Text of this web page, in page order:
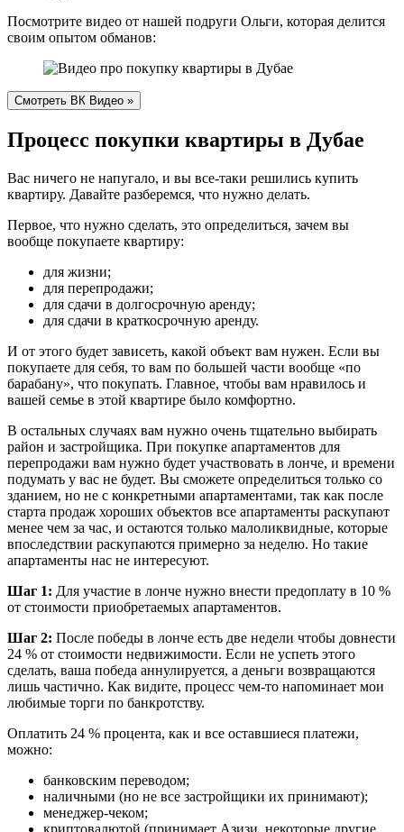
Посмотрите видео от нашей подруги Ольги, которая делится
своим опытом обманов:
Процесс покупки квартиры в Дубае
Вас ничего не напугало, и вы все-таки решились купить
квартиру. Давайте разберемся, что нужно делать.
Первое, что нужно сделать, это определиться, зачем вы
вообще покупаете квартиру:
для жизни;
для перепродажи;
для сдачи в долгосрочную аренду;
для сдачи в краткосрочную аренду.
И от этого будет зависеть, какой объект вам нужен. Если вы
покупаете для себя, то вам по большей части вообще «по
барабану», что покупать. Главное, чтобы вам нравилось и
вашей семье в этой квартире было комфортно.
В остальных случаях вам нужно очень тщательно выбирать
район и застройщика. При покупке апартаментов для
перепродажи вам нужно будет участвовать в лонче, и времени
подумать у вас не будет. Вы сможете определиться только со
зданием, но не с конкретными апартаментами, так как после
старта продаж хороших объектов все апартаменты раскупают
менее чем за час, и остаются только малоликвидные, которые
впоследствии раскупаются примерно за неделю. Но такие
апартаменты нас не интересуют.
Шаг 1: Для участие в лонче нужно внести предоплату в 10 %
от стоимости приобретаемых апартаментов.
Шаг 2: После победы в лонче есть две недели чтобы довнести
24 % от стоимости недвижимости. Если не успеть этого
сделать, ваша победа аннулируется, а деньги возвращаются
лишь частично. Как видите, процесс чем-то напоминает мои
любимые торги по банкротству.
Оплатить 24 % процента, как и все оставшиеся платежи,
можно:
банковским переводом;
наличными (но не все застройщики их принимают);
менеджер-чеком;
криптовалютой (принимает Азизи, некоторые другие